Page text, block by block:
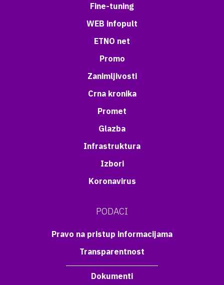
Fine-tuning
WEB infopult
ETNO net
Promo
Zanimljivosti
Crna kronika
Promet
Glazba
Infrastruktura
Izbori
Koronavirus
PODACI
Pravo na pristup informacijama
Transparentnost
Dokumenti